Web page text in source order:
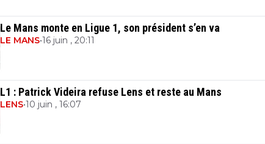
Le Mans monte en Ligue 1, son président s’en va
LE MANS•16 juin , 20:11
L1 : Patrick Videira refuse Lens et reste au Mans
LENS•10 juin , 16:07